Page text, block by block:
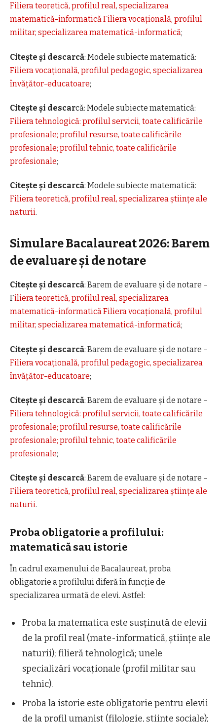
Filiera teoretică, profilul real, specializarea
matematică-informatică Filiera vocațională, profilul
militar, specializarea matematică-informatică;
Citește și descarcă: Modele subiecte matematică:
Filiera vocațională, profilul pedagogic, specializarea
învățător-educatoare;
Citește și descarcă: Modele subiecte matematică:
Filiera tehnologică: profilul servicii, toate calificările
profesionale; profilul resurse, toate calificările
profesionale; profilul tehnic, toate calificările
profesionale;
Citește și descarcă: Modele subiecte matematică:
Filiera teoretică, profilul real, specializarea științe ale
naturii.
Simulare Bacalaureat 2026: Barem
de evaluare și de notare
Citește și descarcă: Barem de evaluare și de notare –
Filiera teoretică, profilul real, specializarea
matematică-informatică Filiera vocațională, profilul
militar, specializarea matematică-informatică;
Citește și descarcă: Barem de evaluare și de notare –
Filiera vocațională, profilul pedagogic, specializarea
învățător-educatoare;
Citește și descarcă: Barem de evaluare și de notare –
Filiera tehnologică: profilul servicii, toate calificările
profesionale; profilul resurse, toate calificările
profesionale; profilul tehnic, toate calificările
profesionale;
Citește și descarcă: Barem de evaluare și de notare –
Filiera teoretică, profilul real, specializarea științe ale
naturii.
Proba obligatorie a profilului:
matematică sau istorie
În cadrul examenului de Bacalaureat, proba
obligatorie a profilului diferă în funcție de
specializarea urmată de elevi. Astfel:
Proba la matematica este susținută de elevii
de la profil real (mate-informatică, științe ale
naturii); filieră tehnologică; unele
specializări vocaționale (profil militar sau
tehnic).
Proba la istorie este obligatorie pentru elevii
de la profil umanist (filologie, științe sociale);